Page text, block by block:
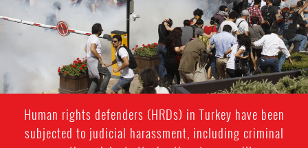
Human rights defenders (HRDs) in Turkey have been
subjected to judicial harassment, including criminal